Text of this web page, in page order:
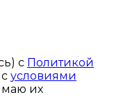
с Политикой
условиями
их